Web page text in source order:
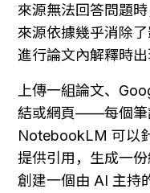
來源無法回答問題
來源依據幾乎消除
進行論文內解釋時出
上傳一組論文、
結或網頁——每個筆
NotebookLM 可以
提供引用，生成一
創建一個由 AI 主持